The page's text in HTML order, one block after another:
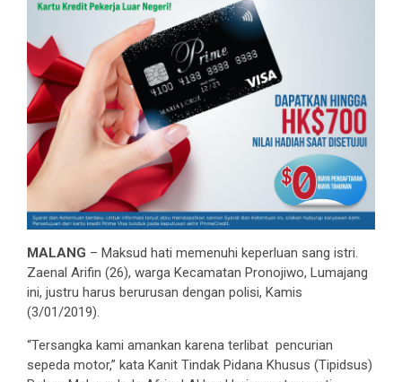
MALANG – Maksud hati memenuhi keperluan sang istri.
Zaenal Arifin (26), warga Kecamatan Pronojiwo, Lumajang
ini, justru harus berurusan dengan polisi, Kamis
(3/01/2019).
“Tersangka kami amankan karena terlibat pencurian
sepeda motor,” kata Kanit Tindak Pidana Khusus (Tipidsus)